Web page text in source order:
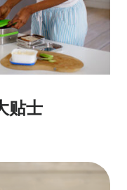
贴士